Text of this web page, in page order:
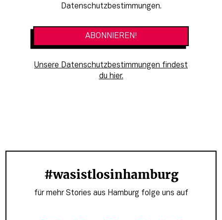
Datenschutzbestimmungen.
Unsere Datenschutzbestimmungen findest
du hier.
#wasistlosinhamburg
für mehr Stories aus Hamburg folge uns auf